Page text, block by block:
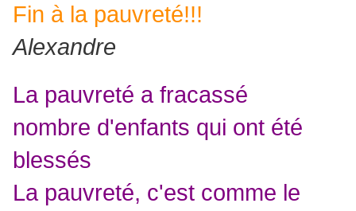
Fin à la pauvreté!!!
Alexandre
La pauvreté a fracassé
nombre d'enfants qui ont été
blessés
La pauvreté, c'est comme le